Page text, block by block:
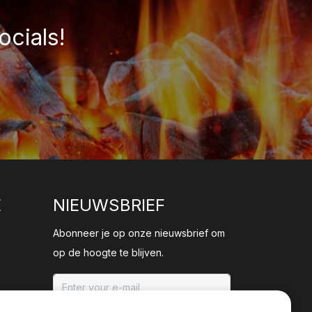
NIEUWSBRIEF
Abonneer je op onze nieuwsbrief om
op de hoogte te blijven.